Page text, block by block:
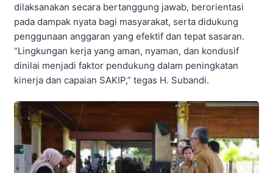
dilaksanakan secara bertanggung jawab, berorientasi
pada dampak nyata bagi masyarakat, serta didukung
penggunaan anggaran yang efektif dan tepat sasaran.
“Lingkungan kerja yang aman, nyaman, dan kondusif
dinilai menjadi faktor pendukung dalam peningkatan
kinerja dan capaian SAKIP,” tegas H. Subandi.